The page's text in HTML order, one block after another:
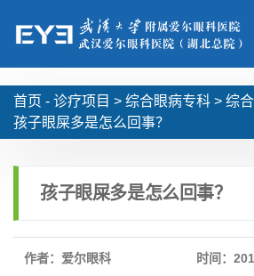
首页 - 诊疗项目 > 综合眼病专科 > 综
孩子眼屎多是怎么回事？
孩子眼屎多是怎么回事？
作者：爱尔眼科 时间：